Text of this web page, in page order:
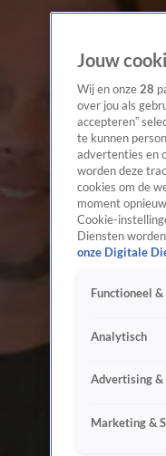
Jouw
Wij en onze 28
over jou als
accepteren”
te kunnen
advertenties en
worden deze
cookies om de
moment
Cookie-
Diensten
onze Digitale
Functioneel &
Analytisch
Advertising &
Marketing &